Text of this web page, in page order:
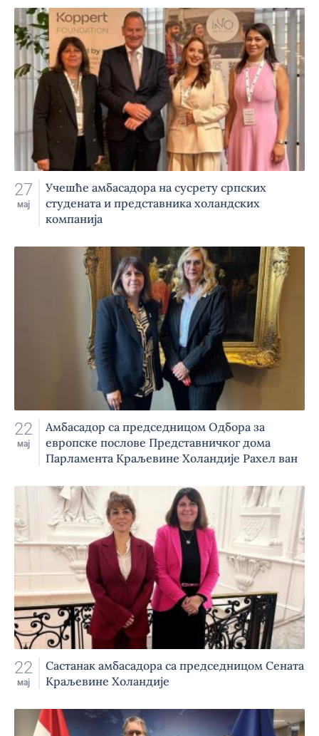
27
мај
Учешће амбасадора на сусрету српских
студената и представника холандских
компанија
22
мај
Амбасадор са председницом Одбора за
европске послове Представничког дома
Парламента Краљевине Холандије Рахел ван
22
мај
Састанак амбасадора са председницом Сената
Краљевине Холандије